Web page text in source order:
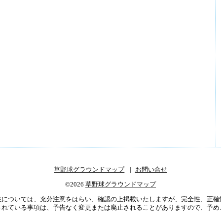
草野球グラウンドマップ お問い合せ
©2026 草野球グラウンドマップ
ついては、充分注意をはらい、確認の上掲載いたしますが、完全性、正
ている事項は、予告なく変更または廃止されることがありますので、予